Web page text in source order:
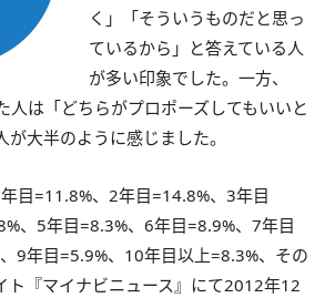
く」「そういうものだと思っ
ているから」と答えている人
が多い印象でした。一方、
人は「どちらがプロポーズしてもいいと
大半のように感じました。
目=11.8%、2年目=14.8%、3年目
、5年目=8.3%、6年目=8.9%、7年目
9年目=5.9%、10年目以上=8.3%、その
ト『マイナビニュース』にて2012年12